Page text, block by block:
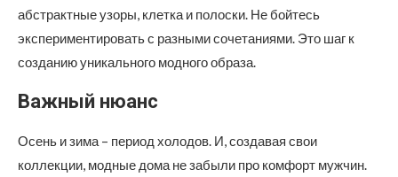
абстрактные узоры, клетка и полоски. Не бойтесь
экспериментировать с разными сочетаниями. Это шаг к
созданию уникального модного образа.
Важный нюанс
Осень и зима – период холодов. И, создавая свои
коллекции, модные дома не забыли про комфорт мужчин.